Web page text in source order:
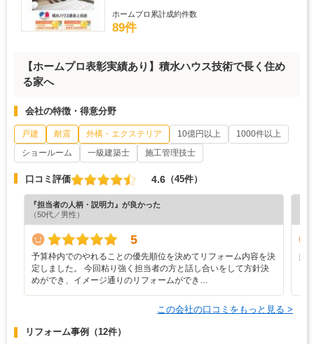
ホームプロ累計成約件数
89件
【ホームプロ表彰実績あり】積水ハウス技術で長く住め
る家へ
会社の特徴・得意分野
戸建 耐震 外構・エクステリア 10億円以上
1000件以上
ショールーム
一級建築士 施工管理技士
口コミ評価 4.6 （45件）
『担当者の人柄・説明力』が良かった
（50代／男性）
5
予算枠内でのやれることの優先順位を決めてリフォーム内容を決
定しました。 今回粘り強く担当者の方と話し合いをして方針決
めができ、イメージ通りのリフォームができ…
多
この会社の口コミをもっと見る >
リフォーム事例 （12件）